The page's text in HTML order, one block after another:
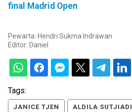
final Madrid Open
Pewarta: Hendri Sukma Indrawan
Editor: Daniel
Tags:
JANICE TJEN ALDILA SUTJIADI